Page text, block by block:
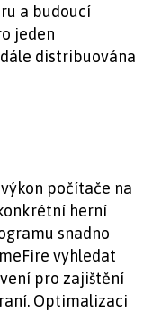
a budoucí
jeden
distribuována
počítače na
herní
snadno
vyhledat
pro zajištění
Optimalizaci